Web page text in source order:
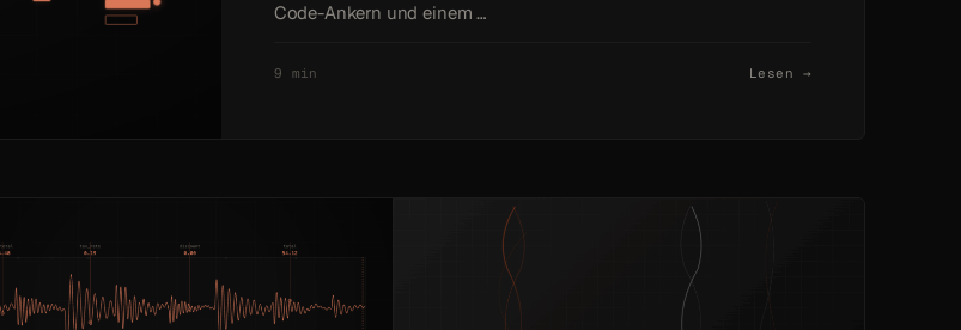
Code-Ankern und einem …
9 min Lesen →